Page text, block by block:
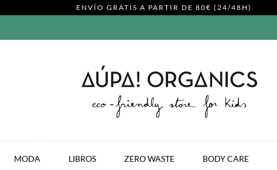
ENVÍO GRATIS A PARTIR DE 80€ (24/48H)
MODA LIBROS ZERO WASTE BODY CARE